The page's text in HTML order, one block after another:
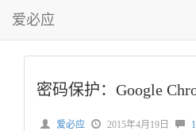
爱必应
爱必应 2015年4月19日